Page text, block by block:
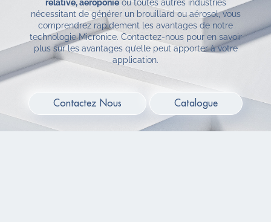
relative, aéroponieou toutes autres industries
nécessitant de générer un brouillard ou aérosol, vous
comprendrez rapidement les avantages de notre
technologie Micronice. Contactez-nous pour en savoir
plus sur les avantages qu’elle peut apporter à votre
application.
Contactez Nous Catalogue